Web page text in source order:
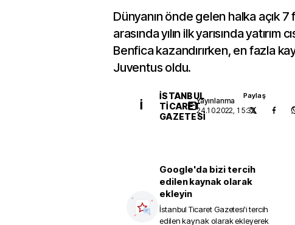
Dünyanın önde gelen halka açık
arasında yılın ilk yarısında yatırım
Benfica kazandırırken, en fazla
Juventus oldu.
İ
İSTANBUL
TICARET
GAZETESI
Yayınlanma
24.10.2022, 15:33
Paylaş
Google'da bizi tercih
edilen kaynak olarak
ekleyin
İstanbul Ticaret Gazetesi'i tercih
edilen kaynak olarak ekleyerek